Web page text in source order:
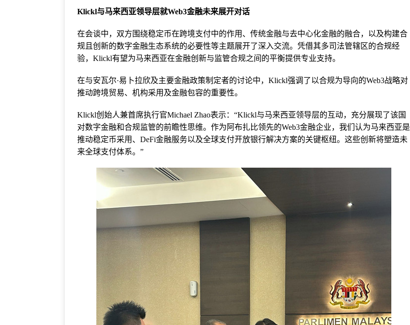
Klickl与马来西亚领导层就Web3金融未来展开对话
在会谈中，双方围绕稳定币在跨境支付中的作用、传统金融与去中心化金融的融合，以及构建合
规且创新的数字金融生态系统的必要性等主题展开了深入交流。凭借其多司法管辖区的合规经
验，Klickl有望为马来西亚在金融创新与监管合规之间的平衡提供专业支持。
在与安瓦尔·易卜拉欣及主要金融政策制定者的讨论中，Klickl强调了以合规为导向的Web3战略对
推动跨境贸易、机构采用及金融包容的重要性。
Klickl创始人兼首席执行官Michael Zhao表示：“Klickl与马来西亚领导层的互动，充分展现了该国
对数字金融和合规监管的前瞻性思维。作为阿布扎比领先的Web3金融企业，我们认为马来西亚是
推动稳定币采用、DeFi金融服务以及全球支付开放银行解决方案的关键枢纽。这些创新将塑造未
来全球支付体系。”